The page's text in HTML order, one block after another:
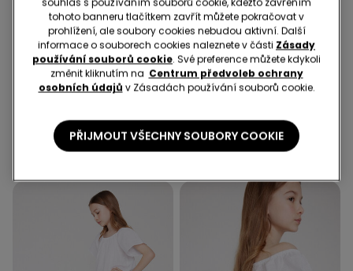
-70%
2 Barvy
s Imitací Lnu
319,00 Kč
95,00 Kč-70%
-70%
2 Barvy
319,00 Kč
95,00 Kč-70%
tohoto banneru tlačítkem zavřít můžete pokračovat v
prohlížení, ale soubory cookies nebudou aktivní. Další
informace o souborech cookies naleznete v části Zásady
používání souborů cookie. Své preference můžete kdykoli
změnit kliknutím na Centrum předvoleb ochrany
osobních údajů v Zásadách používání souborů cookie.
PŘIJMOUT VŠECHNY SOUBORY COOKIE